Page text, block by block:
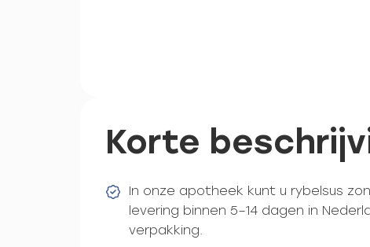
Korte
In onze apotheek kunt u rybelsus
levering binnen 5–14 dagen in
verpakking.